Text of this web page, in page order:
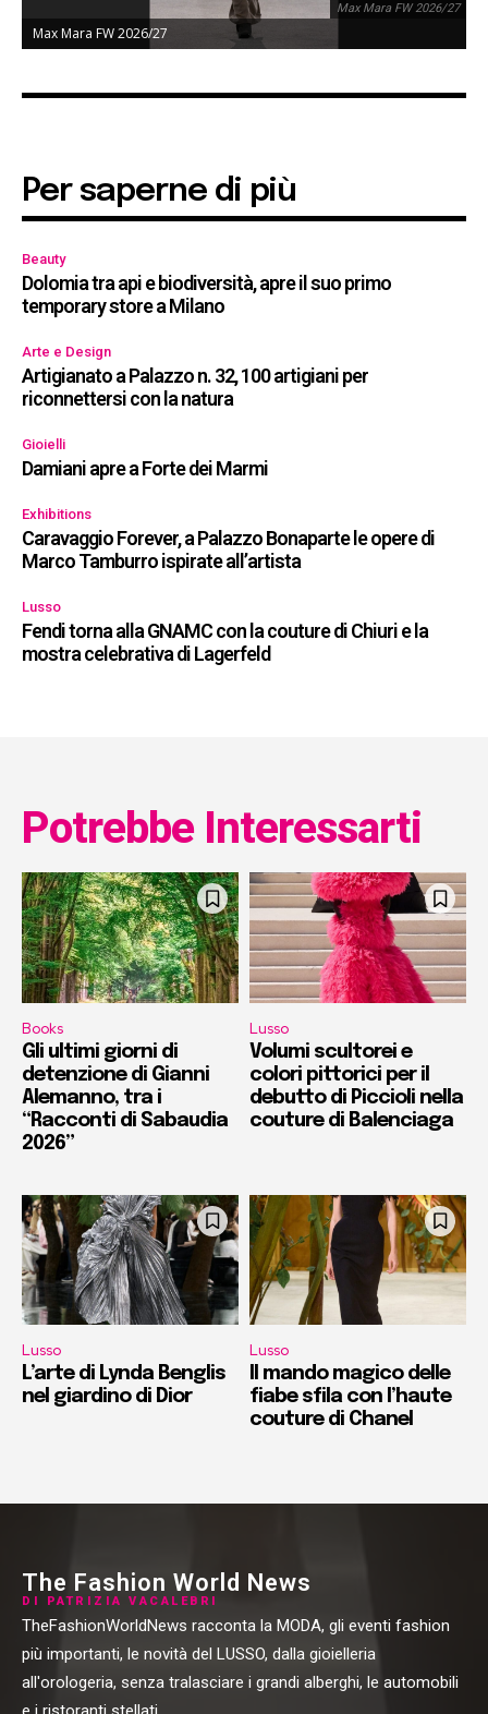
Max Mara FW 2026/27
Max Mara FW 2026/27
Per saperne di più
Beauty
Dolomia tra api e biodiversità, apre il suo primo
temporary store a Milano
Arte e Design
Artigianato a Palazzo n. 32, 100 artigiani per
riconnettersi con la natura
Gioielli
Damiani apre a Forte dei Marmi
Exhibitions
Caravaggio Forever, a Palazzo Bonaparte le opere di
Marco Tamburro ispirate all’artista
Lusso
Fendi torna alla GNAMC con la couture di Chiuri e la
mostra celebrativa di Lagerfeld
Potrebbe Interessarti
Books
Gli ultimi giorni di
detenzione di Gianni
Alemanno, tra i
“Racconti di Sabaudia
2026”
Lusso
Volumi scultorei e
colori pittorici per il
debutto di Piccioli nella
couture di Balenciaga
Lusso
L’arte di Lynda Benglis
nel giardino di Dior
Lusso
Il mando magico delle
fiabe sfila con l’haute
couture di Chanel
The Fashion World News
DI PATRIZIA VACALEBRI
TheFashionWorldNews racconta la MODA, gli eventi fashion
più importanti, le novità del LUSSO, dalla gioielleria
all'orologeria, senza tralasciare i grandi alberghi, le automobili